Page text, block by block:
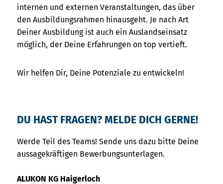
internen und externen Veranstaltungen, das über
den Ausbildungsrahmen hinausgeht. Je nach Art
Deiner Ausbildung ist auch ein Auslandseinsatz
möglich, der Deine Erfahrungen on top vertieft.
Wir helfen Dir, Deine Potenziale zu entwickeln!
DU HAST FRAGEN? MELDE DICH GERNE!
Werde Teil des Teams! Sende uns dazu bitte Deine
aussagekräftigen Bewerbungsunterlagen.
ALUKON KG Haigerloch